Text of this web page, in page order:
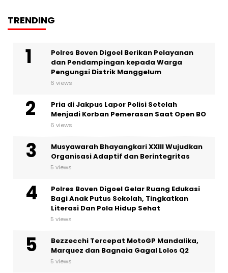
TRENDING
Polres Boven Digoel Berikan Pelayanan
dan Pendampingan kepada Warga
Pengungsi Distrik Manggelum
6 views
Pria di Jakpus Lapor Polisi Setelah
Menjadi Korban Pemerasan Saat Open BO
6 views
Musyawarah Bhayangkari XXIII Wujudkan
Organisasi Adaptif dan Berintegritas
5 views
Polres Boven Digoel Gelar Ruang Edukasi
Bagi Anak Putus Sekolah, Tingkatkan
Literasi Dan Pola Hidup Sehat
5 views
Bezzecchi Tercepat MotoGP Mandalika,
Marquez dan Bagnaia Gagal Lolos Q2
5 views